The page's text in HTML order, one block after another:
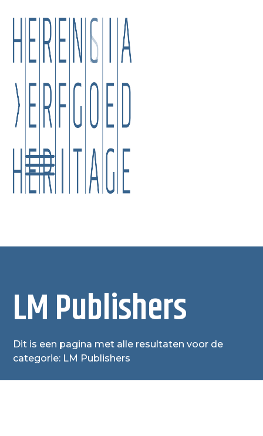
LM Publishers
Dit is een pagina met alle resultaten voor de
categorie: LM Publishers